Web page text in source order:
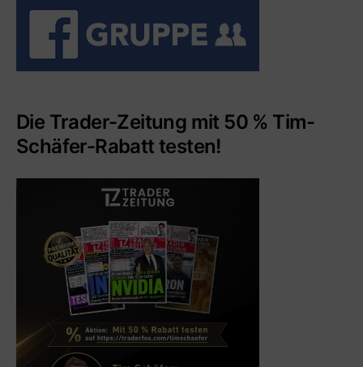
Die Trader-Zeitung mit 50 % Tim-
Schäfer-Rabatt testen!